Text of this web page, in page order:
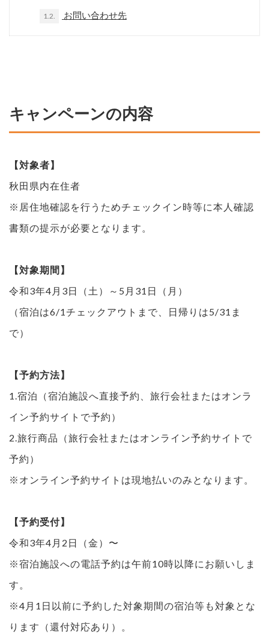
1.2. お問い合わせ先
キャンペーンの内容
【対象者】
秋田県内在住者
※居住地確認を行うためチェックイン時等に本人確認
書類の提示が必要となります。
【対象期間】
令和3年4月3日（土）～5月31日（月）
（宿泊は6/1チェックアウトまで、日帰りは5/31ま
で）
【予約方法】
1.宿泊（宿泊施設へ直接予約、旅行会社またはオンラ
イン予約サイトで予約）
2.旅行商品（旅行会社またはオンライン予約サイトで
予約）
※オンライン予約サイトは現地払いのみとなります。
【予約受付】
令和3年4月2日（金）〜
※宿泊施設への電話予約は午前10時以降にお願いしま
す。
※4月1日以前に予約した対象期間の宿泊等も対象とな
ります（還付対応あり）。